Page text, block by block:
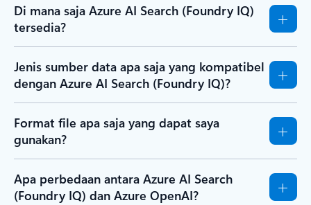
Di mana saja Azure AI Search (Foundry IQ)
tersedia?
Jenis sumber data apa saja yang kompatibel
dengan Azure AI Search (Foundry IQ)?
Format file apa saja yang dapat saya
gunakan?
Apa perbedaan antara Azure AI Search
(Foundry IQ) dan Azure OpenAI?